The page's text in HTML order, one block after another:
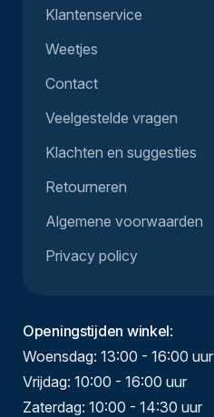
Klantenservice
Weetjes
Contact
Veelgestelde vragen
Klachten en suggesties
Retourneren
Algemene voorwaarden
Privacy policy
Openingstijden winkel:
Woensdag: 13:00 - 16:00 uur
Vrijdag: 10:00 - 16:00 uur
Zaterdag: 10:00 - 14:30 uur